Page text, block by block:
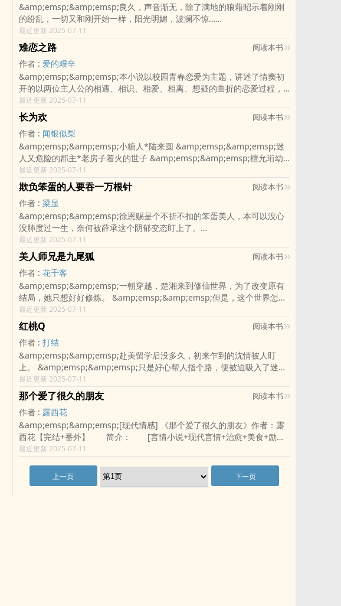
&amp;emsp;&amp;emsp;良久，声音渐无，除了满地的狼藉昭示着刚刚
的纷乱，一切又和刚开始一样，阳光明媚，波澜不惊……
最近更新 2025-07-11
难恋之路 阅读本书
作者 : 爱的艰辛
&amp;emsp;&amp;emsp;本小说以校园青春恋爱为主题，讲述了情窦初
开的以两位主人公的相遇、相识、相爱、相离、想疑的曲折的恋爱过程，
将青年学生青涩的恋爱详尽向世人展示。
最近更新 2025-07-11
长为欢 阅读本书
作者 : 闻银似梨
&amp;emsp;&amp;emsp;小糖人*陆来圆 &amp;emsp;&amp;emsp;迷
人又危险的郡主*老房子着火的世子 &amp;emsp;&amp;emsp;檀允珩幼
年时，都城人人皆叹她好命，父亲一朝被长公主看上，连着她也飞上枝头
变郡主。 &amp;emsp;&amp;emsp;待她及笄，权贵高门为趋炎附势，对
她竞相追
最近更新 2025-07-11
欺负笨蛋的人要吞一万根针 阅读本书
作者 : 梁显
&amp;emsp;&amp;emsp;徐恩赐是个不折不扣的笨蛋美人，本可以没心
没肺度过一生，奈何被薛承这个阴郁变态盯上了。
&amp;emsp;&amp;emsp;薛承很喜欢徐恩赐，在他意识到这一点时，他
很挫败，甚至很抗拒这个发现。 &amp;emsp;&amp;emsp;他怎么会喜欢
上一个笨蛋，他觉得她的智商..
最近更新 2025-07-11
美人师兄是九尾狐 阅读本书
作者 : 花千客
&amp;emsp;&amp;emsp;一朝穿越，楚湘来到修仙世界，为了改变原有
结局，她只想好好修炼。 &amp;emsp;&amp;emsp;但是，这个世界怎么
和她想的不一样？ &amp;emsp;&amp;emsp;剑修在食修课上乞讨，只为
省钱给老婆（剑）买衣服。 &amp;emsp;&amp;emsp;乐修手拿唢呐，一
曲能将人
最近更新 2025-07-11
红桃Q 阅读本书
作者 : 打结
&amp;emsp;&amp;emsp;赴美留学后没多久，初来乍到的沈情被人盯
上。 &amp;emsp;&amp;emsp;只是好心帮人指个路，便被迫吸入了迷
药，彻底失去了意识。 &amp;emsp;&amp;emsp;醒来之后，沈情这才意
识到自己被人绑架，即将坠入罪恶的深渊。 &amp;emsp;&amp;emsp;
…… &
最近更新 2025-07-11
那个爱了很久的朋友 阅读本书
作者 : 露西花
&amp;emsp;&amp;emsp;[现代情感] 《那个爱了很久的朋友》作者：露
西花【完结+番外】 简介： [言情小说+现代言情+治愈+美食+励志
+青梅竹马+甜宠+市井生活] * 有生之年，曾经的小青梅，终于同意
和“老”竹马恋爱了！ 他..
最近更新 2025-07-11
上一页 下一页